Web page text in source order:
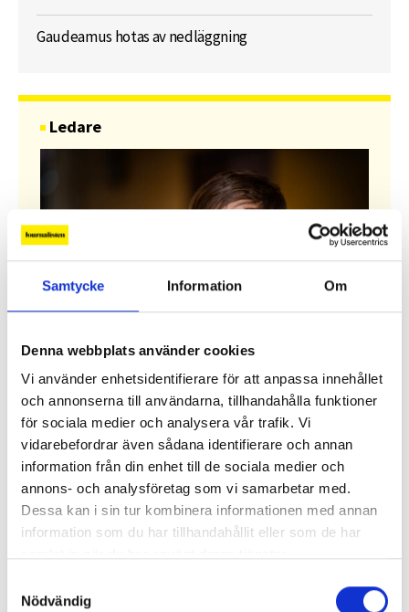
Samtycke Information Om
Denna webbplats använder cookies
Vi använder enhetsidentifierare för att anpassa innehållet
och annonserna till användarna, tillhandahålla funktioner
för sociala medier och analysera vår trafik. Vi
vidarebefordrar även sådana identifierare och annan
information från din enhet till de sociala medier och
annons- och analysföretag som vi samarbetar med.
Dessa kan i sin tur kombinera informationen med annan
information som du har tillhandahållit eller som de har
Nödvändig
Gaudeamus hotas av nedläggning
Ledare
”Hotet kommer från höger”
Den populistiska mediekritiken har blivit en
högerpolitisk strategi. I Sverige har det hittills
inte gett några större avtryck i den förda
mediepolitiken.
Alla ledare
Debatt